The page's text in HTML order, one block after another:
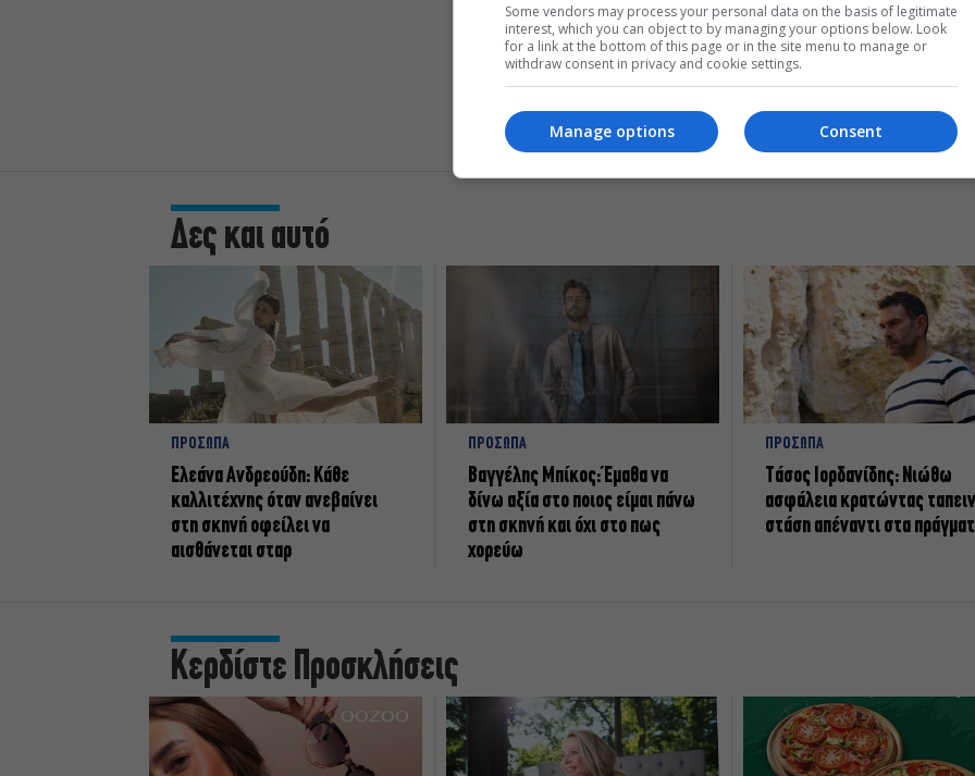
Δες και αυτό
ΠΡΟΣΩΠΑ
Ελεάνα Ανδρεούδη: Κάθε
καλλιτέχνης όταν ανεβαίνει
στη σκηνή οφείλει να
αισθάνεται σταρ
ΠΡΟΣΩΠΑ
Βαγγέλης Μπίκος: Έμαθα να
δίνω αξία στο ποιος είμαι πάνω
στη σκηνή και όχι στο πως
χορεύω
ΠΡΟΣΩΠΑ
Tάσος Ιορδανίδης: Νιώθω
ασφάλεια κρατώντας
στάση απέναντι στα
Κερδίστε Προσκλήσεις
Some vendors may process your personal data on the basis of legitimate
interest, which you can object to by managing your options below. Look
for a link at the bottom of this page or in the site menu to manage or
withdraw consent in privacy and cookie settings.
Consent
Manage options